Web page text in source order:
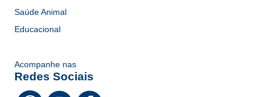
Saúde Animal
Educacional
Acompanhe nas
Redes Sociais